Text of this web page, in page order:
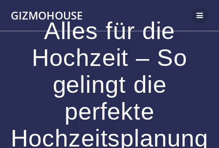
content
GIZMOHOUSE
Alles für die
Hochzeit – So
gelingt die
perfekte
Hochzeitsplanung